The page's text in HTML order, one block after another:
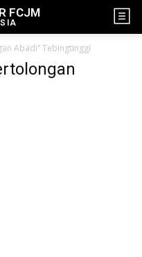
FCJM
Abadi” Tebingtinggi